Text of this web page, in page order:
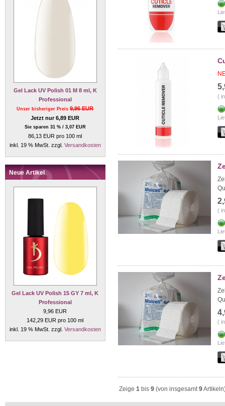
Gel Lack UV Polish 01 M 8 ml, K
Professional
Unser bisheriger Preis9,96 EUR
Jetzt nur 6,89 EUR
Sie sparen 31 % / 3,07 EUR
86,13 EUR pro 100 ml
inkl. 19 % MwSt. zzgl. Versandkosten
Neue Artikel
Gel Lack UV Polish 15 GY 7 ml, K
Professional
9,96 EUR
142,29 EUR pro 100 ml
inkl. 19 % MwSt. zzgl. Versandkosten
(
(
(
Zeige 1 bis 9 (von insgesamt9